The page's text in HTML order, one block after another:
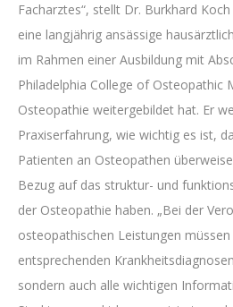
Facharztes“, stellt Dr. Burkhard
eine langjährig ansässige
im Rahmen einer Ausbildung mit
Philadelphia College of Osteopathic
Osteopathie weitergebildet hat. Er
Praxiserfahrung, wie wichtig es ist,
Patienten an Osteopathen
Bezug auf das struktur- und
der Osteopathie haben. „Bei der
osteopathischen Leistungen
entsprechenden
sondern auch alle wichtigen